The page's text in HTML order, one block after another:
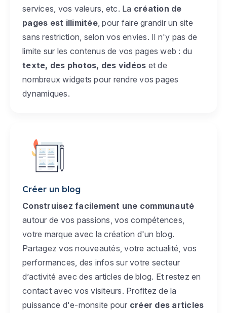
services, vos valeurs, etc. La création de
pages est illimitée, pour faire grandir un site
sans restriction, selon vos envies. Il n'y pas de
limite sur les contenus de vos pages web : du
texte, des photos, des vidéos et de
nombreux widgets pour rendre vos pages
dynamiques.
Créer un blog
Construisez facilement une communauté
autour de vos passions, vos compétences,
votre marque avec la création d'un blog.
Partagez vos nouveautés, votre actualité, vos
performances, des infos sur votre secteur
d’activité avec des articles de blog. Et restez en
contact avec vos visiteurs. Profitez de la
puissance d'e-monsite pour créer des articles